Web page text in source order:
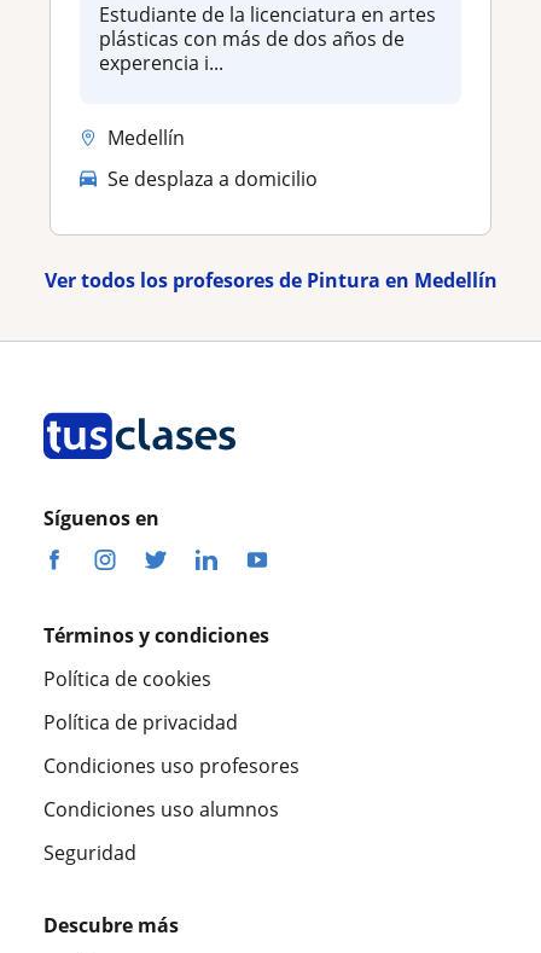
Estudiante de la licenciatura en artes
plásticas con más de dos años de
experencia i...
Medellín
Se desplaza a domicilio
Ver todos los profesores de Pintura en Medellín
Síguenos en
Términos y condiciones
Política de cookies
Política de privacidad
Condiciones uso profesores
Condiciones uso alumnos
Seguridad
Descubre más